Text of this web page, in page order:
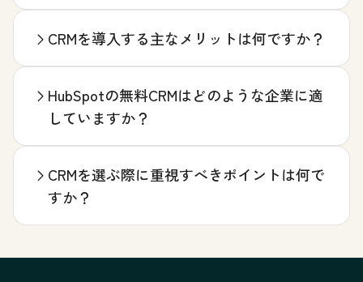
CRMを導入する主なメリットは何ですか？
HubSpotの無料CRMはどのような企業に適
していますか？
CRMを選ぶ際に重視すべきポイントは何で
すか？